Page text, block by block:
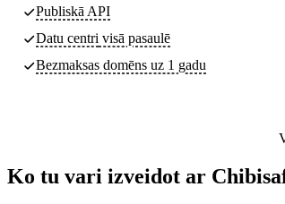
Publiskā API
Datu centri visā pasaulē
Bezmaksas domēns uz 1 gadu
Ko tu vari izveidot ar